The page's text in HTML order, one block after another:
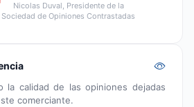
Nicolas Duval, Presidente de la
Sociedad de Opiniones Contrastadas
la calidad de las opiniones dejadas
comerciante.